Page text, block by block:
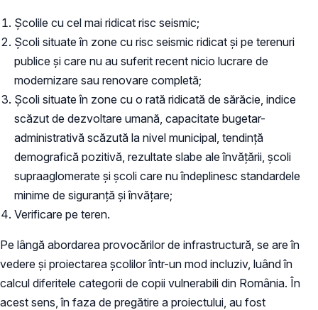
Școlile cu cel mai ridicat risc seismic;
Școli situate în zone cu risc seismic ridicat și pe terenuri
publice și care nu au suferit recent nicio lucrare de
modernizare sau renovare completă;
Școli situate în zone cu o rată ridicată de sărăcie, indice
scăzut de dezvoltare umană, capacitate bugetar-
administrativă scăzută la nivel municipal, tendință
demografică pozitivă, rezultate slabe ale învățării, școli
supraaglomerate și școli care nu îndeplinesc standardele
minime de siguranță și învățare;
Verificare pe teren.
Pe lângă abordarea provocărilor de infrastructură, se are în
vedere și proiectarea școlilor într-un mod incluziv, luând în
calcul diferitele categorii de copii vulnerabili din România. În
acest sens, în faza de pregătire a proiectului, au fost